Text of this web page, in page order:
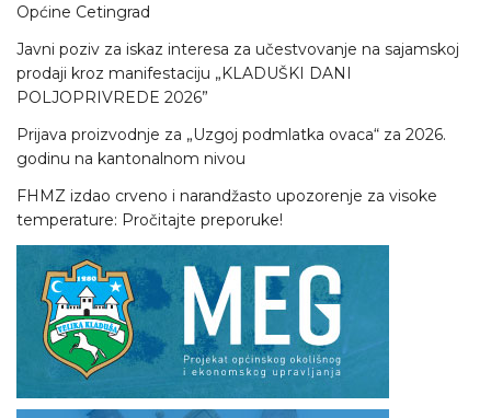
Općine Cetingrad
Javni poziv za iskaz interesa za učestvovanje na sajamskoj
prodaji kroz manifestaciju „KLADUŠKI DANI
POLJOPRIVREDE 2026”
Prijava proizvodnje za „Uzgoj podmlatka ovaca“ za 2026.
godinu na kantonalnom nivou
FHMZ izdao crveno i narandžasto upozorenje za visoke
temperature: Pročitajte preporuke!